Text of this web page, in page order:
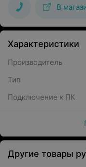
В
Характеристики
Производитель
Тип
Подключение к ПК
Другие товары